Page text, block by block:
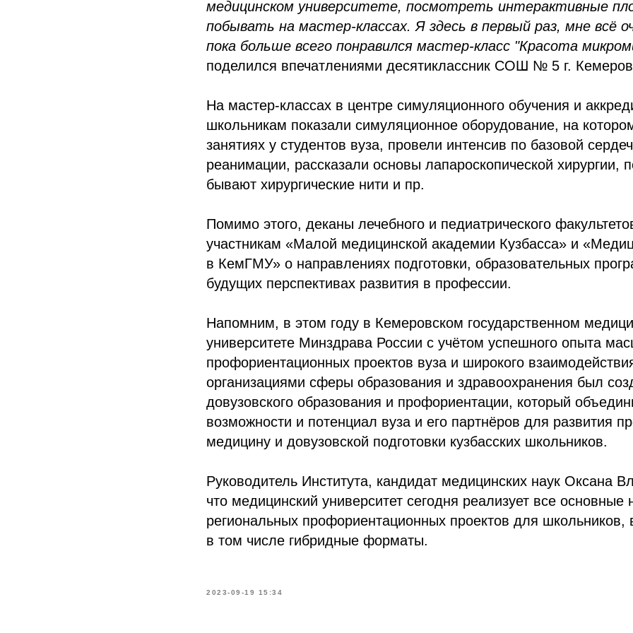
медицинском университете, посмотреть интерактивные
побывать на мастер-классах. Я здесь в первый раз, мне всё
пока больше всего понравился мастер-класс "Красота
поделился впечатлениями десятиклассник СОШ № 5 г.
На мастер-классах в центре симуляционного обучения и
школьникам показали симуляционное оборудование, на
занятиях у студентов вуза, провели интенсив по базовой
реанимации, рассказали основы лапароскопической хирургии,
бывают хирургические нити и пр.
Помимо этого, деканы лечебного и педиатрического
участникам «Малой медицинской академии Кузбасса» и
в КемГМУ» о направлениях подготовки, образовательных
будущих перспективах развития в профессии.
Напомним, в этом году в Кемеровском государственном
университете Минздрава России с учётом успешного опыта
профориентационных проектов вуза и широкого
организациями сферы образования и здравоохранения был
довузовского образования и профориентации, который
возможности и потенциал вуза и его партнёров для развития
медицину и довузовской подготовки кузбасских школьников.
Руководитель Института, кандидат медицинских наук Оксана
что медицинский университет сегодня реализует все основные
региональных профориентационных проектов для школьников,
в том числе гибридные форматы.
2023-09-19 15:34